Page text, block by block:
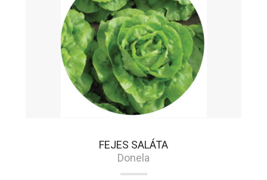
FEJES SALÁTA
Donela